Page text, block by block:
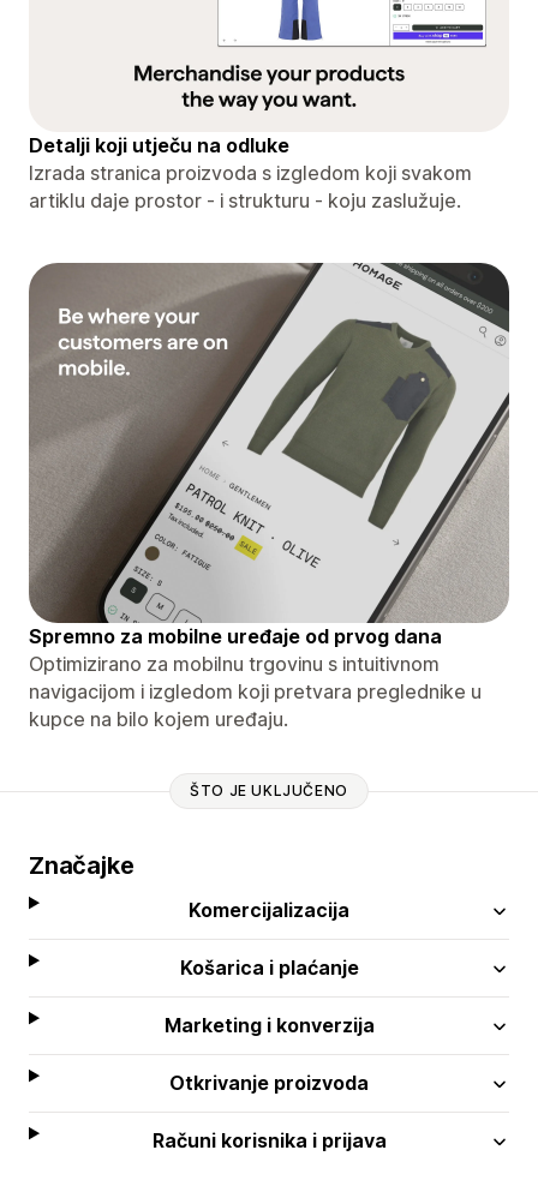
Detalji koji utječu na odluke
Izrada stranica proizvoda s izgledom koji svakom
artiklu daje prostor - i strukturu - koju zaslužuje.
Spremno za mobilne uređaje od prvog dana
Optimizirano za mobilnu trgovinu s intuitivnom
navigacijom i izgledom koji pretvara preglednike u
kupce na bilo kojem uređaju.
ŠTO JE UKLJUČENO
Značajke
Komercijalizacija
Košarica i plaćanje
Marketing i konverzija
Otkrivanje proizvoda
Računi korisnika i prijava